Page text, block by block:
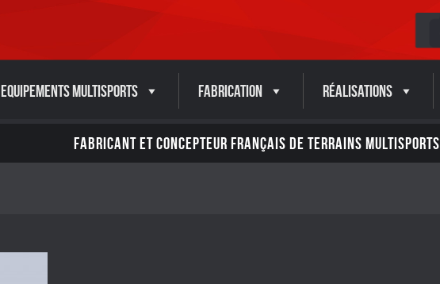
Equipements Multisports Fabrication Réalisations
FABRICANT ET CONCEPTEUR FRANÇAIS DE TERRAINS MULTISPORTS